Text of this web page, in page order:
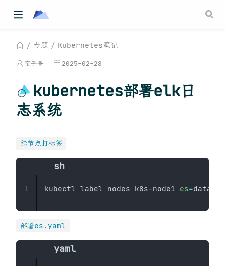
专题 Kubernetes笔记
蛮子哥 2025-02-28
kubernetes部署elk日
志系统
给节点打标签
kubectl label nodes k8s-node1 es=
1
部署es.yaml